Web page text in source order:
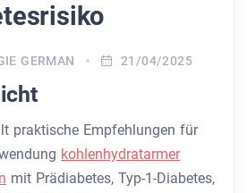
GERMAN 21/04/2025
praktische Empfehlungen für
kohlenhydratarmer
mit Prädiabetes, Typ-1-Diabetes,